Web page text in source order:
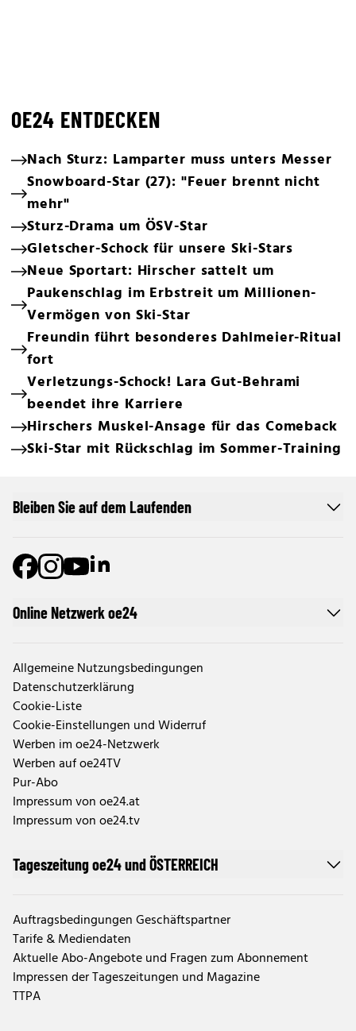
OE24 ENTDECKEN
Nach Sturz: Lamparter muss unters Messer
Snowboard-Star (27): "Feuer brennt nicht
mehr"
Sturz-Drama um ÖSV-Star
Gletscher-Schock für unsere Ski-Stars
Neue Sportart: Hirscher sattelt um
Paukenschlag im Erbstreit um Millionen-
Vermögen von Ski-Star
Freundin führt besonderes Dahlmeier-Ritual
fort
Verletzungs-Schock! Lara Gut-Behrami
beendet ihre Karriere
Hirschers Muskel-Ansage für das Comeback
Ski-Star mit Rückschlag im Sommer-Training
Online Netzwerk oe24
Allgemeine Nutzungsbedingungen
Datenschutzerklärung
Cookie-Liste
Cookie-Einstellungen und Widerruf
Werben im oe24-Netzwerk
Werben auf oe24TV
Pur-Abo
Impressum von oe24.at
Impressum von oe24.tv
Tageszeitung oe24 und ÖSTERREICH
Auftragsbedingungen Geschäftspartner
Tarife & Mediendaten
Aktuelle Abo-Angebote und Fragen zum Abonnement
Impressen der Tageszeitungen und Magazine
TTPA
Bleiben Sie auf dem Laufenden